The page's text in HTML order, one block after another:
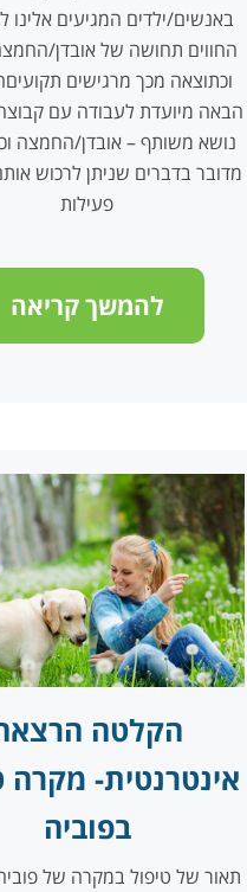
באנשים/ילדים המגיעים אלינו
החווים תחושה של אובדן/
וכתוצאה מכך מרגישים
הבאה מיועדת לעבודה עם
נושא משותף – אובדן/החמצה
מדובר בדברים שניתן לרכוש
פעילות
להמשך קריאה
הקלטה
אינטרנטית- מקרה
בפוביה
תאור של טיפול במקרה של